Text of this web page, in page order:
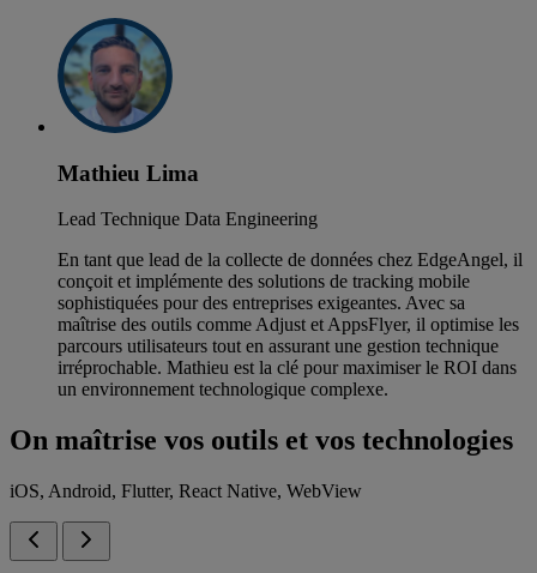
Mathieu Lima
Lead Technique Data Engineering
En tant que lead de la collecte de données chez EdgeAngel, il
conçoit et implémente des solutions de tracking mobile
sophistiquées pour des entreprises exigeantes. Avec sa
maîtrise des outils comme Adjust et AppsFlyer, il optimise les
parcours utilisateurs tout en assurant une gestion technique
irréprochable. Mathieu est la clé pour maximiser le ROI dans
un environnement technologique complexe.
On maîtrise vos outils et vos technologies
iOS, Android, Flutter, React Native, WebView